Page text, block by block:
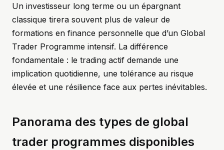
Un investisseur long terme ou un épargnant
classique tirera souvent plus de valeur de
formations en finance personnelle que d’un Global
Trader Programme intensif. La différence
fondamentale : le trading actif demande une
implication quotidienne, une tolérance au risque
élevée et une résilience face aux pertes inévitables.
Panorama des types de global
trader programmes disponibles